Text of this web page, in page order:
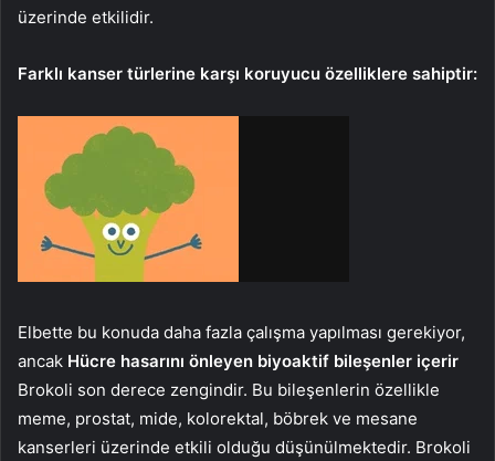
üzerinde etkilidir.
Farklı kanser türlerine karşı koruyucu özelliklere sahiptir:
Elbette bu konuda daha fazla çalışma yapılması gerekiyor,
ancak Hücre hasarını önleyen biyoaktif bileşenler içerir
Brokoli son derece zengindir. Bu bileşenlerin özellikle
meme, prostat, mide, kolorektal, böbrek ve mesane
kanserleri üzerinde etkili olduğu düşünülmektedir. Brokoli